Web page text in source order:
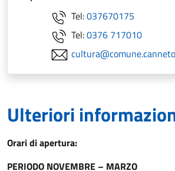
Tel:037670175
Tel:0376 717010
Ulteriori
Orari di apertura:
PERIODO NOVEMBRE – MARZO